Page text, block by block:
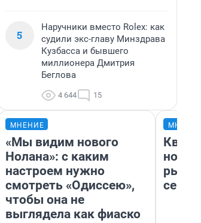
5
Наручники вместо Rolex: как
судили экс-главу Минздрава
Кузбасса и бывшего
миллионера Дмитрия
Беглова
4 644 15
МНЕНИЕ
«Мы видим нового
Нолана»: с каким
настроем нужно
смотреть «Одиссею»,
чтобы она не
выглядела как фиаско
но